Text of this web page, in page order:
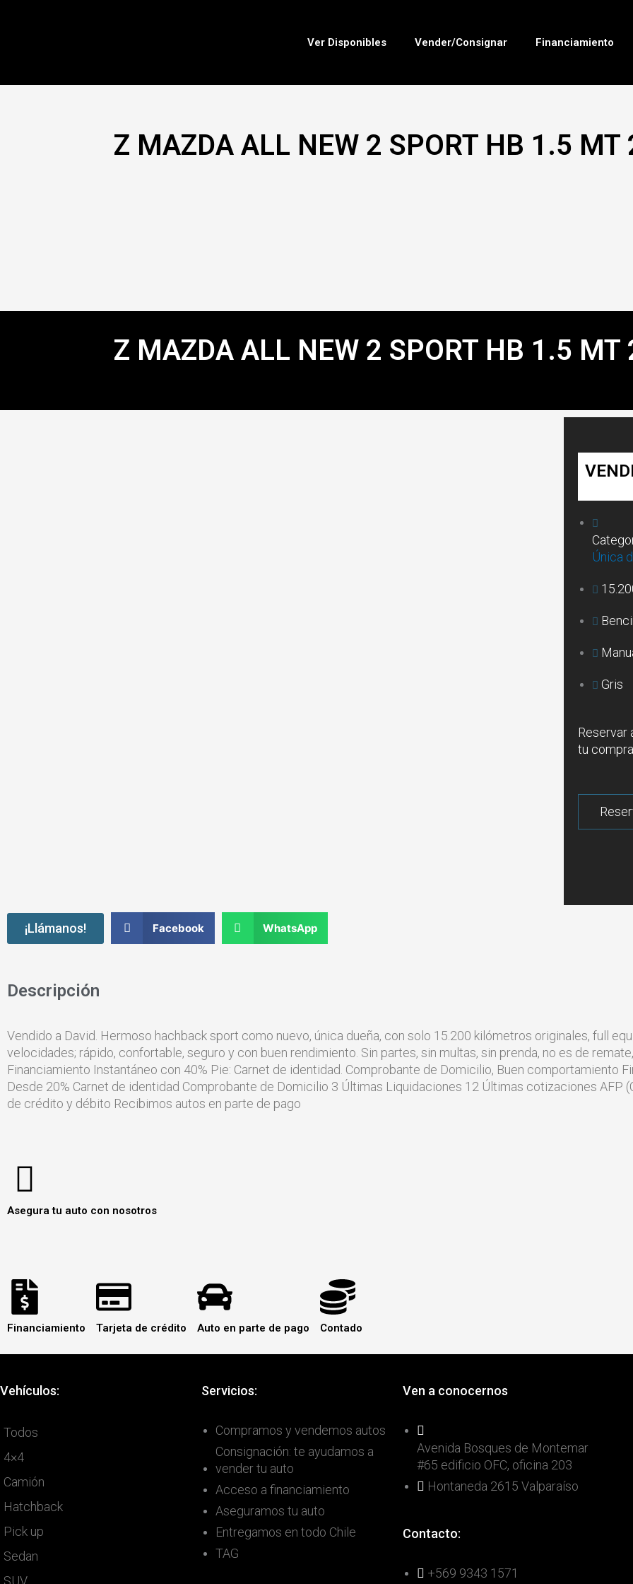
Ver Disponibles Vender/Consignar Financiamiento
Z MAZDA ALL NEW 2 SPORT HB 1.5 MT
Z MAZDA ALL NEW 2 SPORT HB 1.5 MT
Única
Gris
Reservar
tu compra.
¡Llámanos! Facebook WhatsApp
Descripción
Vendido a David. Hermoso hachback sport como nuevo, única dueña, con solo 15.200 kilómetros originales, full
velocidades; rápido, confortable, seguro y con buen rendimiento. Sin partes, sin multas, sin prenda, no es de
Financiamiento Instantáneo con 40% Pie: Carnet de identidad. Comprobante de Domicilio, Buen comportamiento
Desde 20% Carnet de identidad Comprobante de Domicilio 3 Últimas Liquidaciones 12 Últimas cotizaciones AFP
de crédito y débito Recibimos autos en parte de pago
Asegura tu auto con nosotros
Financiamiento Tarjeta de crédito Auto en parte de pago Contado
Vehículos:
Todos
4×4
Camión
Hatchback
Pick up
Sedan
SUV
Servicios:
Compramos y vendemos autos
Consignación: te ayudamos a
vender tu auto
Acceso a financiamiento
Aseguramos tu auto
Entregamos en todo Chile
TAG
Ven a conocernos
Avenida Bosques de Montemar
#65 edificio OFC, oficina 203
Hontaneda 2615 Valparaíso
Contacto:
+569 9343 1571